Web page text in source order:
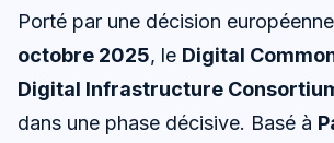
Porté par une décision
octobre 2025, le Digital
Digital Infrastructure
dans une phase décisive. Basé à